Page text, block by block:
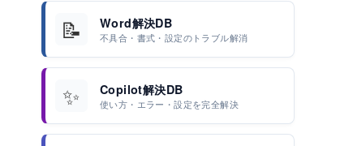
📝 Word解決DB
不具合・書式・設定のトラブル解消
✨ Copilot解決DB
使い方・エラー・設定を完全解決